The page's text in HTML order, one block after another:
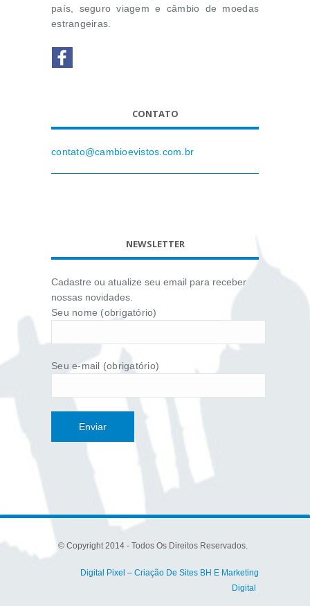
país, seguro viagem e câmbio de moedas
estrangeiras.
CONTATO
contato@cambioevistos.com.br
NEWSLETTER
Cadastre ou atualize seu email para receber
nossas novidades.
Seu nome (obrigatório)
Seu e-mail (obrigatório)
© Copyright 2014 - Todos Os Direitos Reservados.
Digital Pixel – Criação De Sites BH E Marketing
Digital